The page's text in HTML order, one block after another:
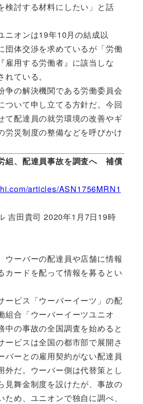
検討する材料にしたい」と話
ニオンは19年10月の結成以
団体交渉を求めているが「労働
雇用する労働者』に該当しな
ている。
争の解決機関である労働委員会
ついて申し立てる方針だ。今回
て配達員の就労環境の改善やギ
労災制度の整備などを呼びかけ
組、配達員事故を調査へ 補償
articles/ASN1756MRN1
吉田貴司 2020年1月7日19時
ウーバーの配達員や店舗に情報
カードを配って情報を募るとい
ービス「ウーバーイーツ」の配
組合「ウーバーイーツユニオ
中の事故の全国調査を始めると
ービスは全国の都市部で展開さ
バーとの雇用契約がない配達員
外だ。ウーバー側は代替策とし
見舞金制度を設けたが、事故の
ため、ユニオンで独自に調べ、